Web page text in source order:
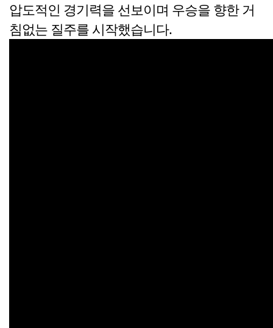
압도적인 경기력을 선보이며 우승을 향한 거
침없는 질주를 시작했습니다.